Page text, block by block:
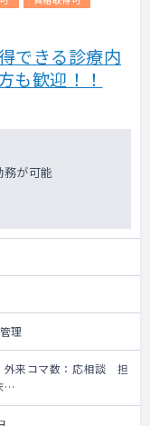
きる診療内
も歓迎！！
が可能
理
来コマ数：応相談 担
病院での